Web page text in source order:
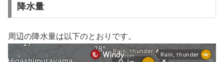
降水量
周辺の降水量は以下のとおりです。